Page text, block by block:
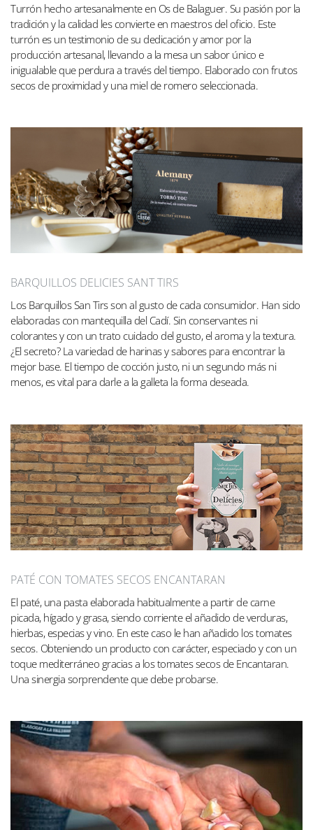
Turrón hecho artesanalmente en Os de Balaguer. Su pasión por la
tradición y la calidad les convierte en maestros del oficio. Este
turrón es un testimonio de su dedicación y amor por la
producción artesanal, llevando a la mesa un sabor único e
inigualable que perdura a través del tiempo. Elaborado con frutos
secos de proximidad y una miel de romero seleccionada.
BARQUILLOS DELICIES SANT TIRS
Los Barquillos San Tirs son al gusto de cada consumidor. Han sido
elaboradas con mantequilla del Cadí. Sin conservantes ni
colorantes y con un trato cuidado del gusto, el aroma y la textura.
¿El secreto? La variedad de harinas y sabores para encontrar la
mejor base. El tiempo de cocción justo, ni un segundo más ni
menos, es vital para darle a la galleta la forma deseada.
PATÉ CON TOMATES SECOS ENCANTARAN
El paté, una pasta elaborada habitualmente a partir de carne
picada, hígado y grasa, siendo corriente el añadido de verduras,
hierbas, especias y vino. En este caso le han añadido los tomates
secos. Obteniendo un producto con carácter, especiado y con un
toque mediterráneo gracias a los tomates secos de Encantaran.
Una sinergia sorprendente que debe probarse.